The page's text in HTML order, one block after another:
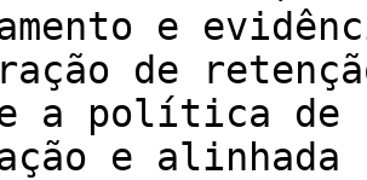
e
de
a política de
e